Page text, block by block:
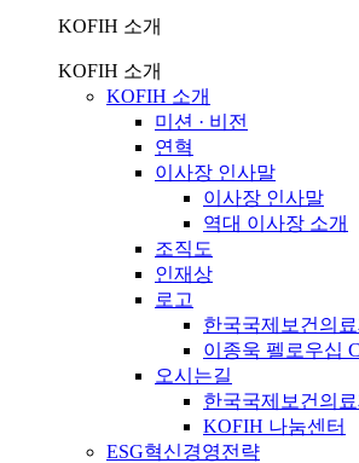
KOFIH 소개
KOFIH 소개
KOFIH 소개
미션 · 비전
연혁
이사장 인사말
이사장 인사말
역대 이사장 소개
조직도
인재상
로고
한국국제보건의
이종욱 펠로우십
오시는길
한국국제보건의
KOFIH 나눔센터
ESG혁신경영전략